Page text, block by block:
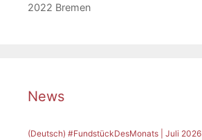
2022 Bremen
News
(Deutsch) #FundstückDesMonats | Juli 2026